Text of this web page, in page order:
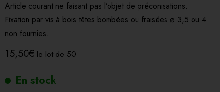
Article courant ne faisant pas l’objet de préconisations.
Fixation par vis à bois têtes bombées ou fraisées ⌀ 3,5 ou 4
non fournies.
15,50€ le lot de 50
En stock